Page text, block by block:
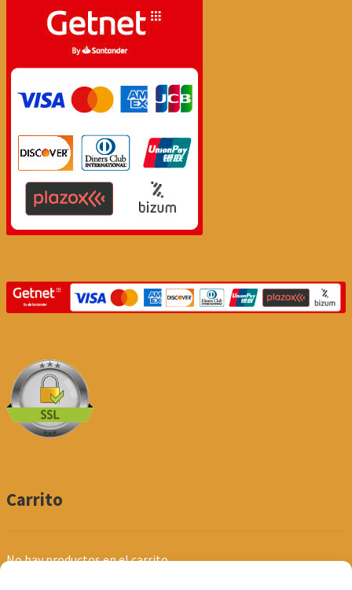
Carrito
No hay productos en el carrito.